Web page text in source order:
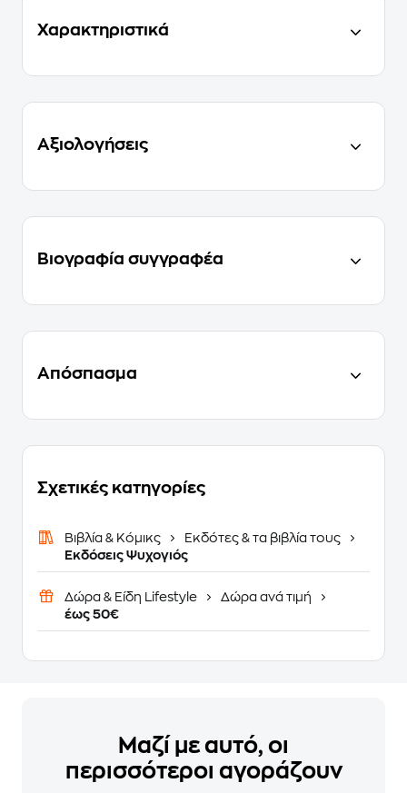
Χαρακτηριστικά
Αξιολογήσεις
Βιογραφία συγγραφέα
Απόσπασμα
Σχετικές κατηγορίες
Βιβλία & Κόμικς
Εκδότες & τα βιβλία τους
Εκδόσεις Ψυχογιός
Δώρα & Είδη Lifestyle
Δώρα ανά τιμή
έως 50€
Μαζί με αυτό, οι
περισσότεροι αγοράζουν